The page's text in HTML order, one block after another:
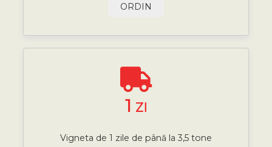
ORDIN
1 ZI
Vigneta de 1 zile de până la 3,5 tone